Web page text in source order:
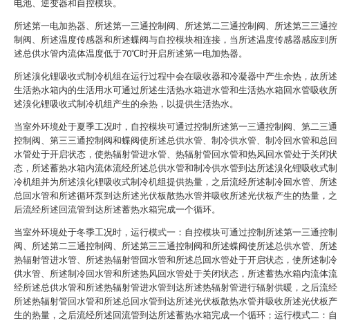
电池、逆变器和自控模块。
所述第一电加热器、所述第一三通控制阀、所述第二三通控制阀、所述第三三通控
制阀、所述温度传感器和所述蝶阀与自控模块相连接，当所述温度传感器感应到所
述总供水管内流体温度低于70℃时开启所述第一电加热器。
所述溴化锂吸收式制冷机组在运行过程中会在吸收器和冷凝器中产生余热，故所述
生活热水箱内的生活用水可通过所述生活热水箱进水管和生活热水箱回水管吸收所
述溴化锂吸收式制冷机组产生的余热，以提供生活热水。
当室外环境处于夏季工况时，自控模块可通过控制所述第一三通控制阀、第二三通
控制阀、第三三通控制阀和蝶阀使所述总供水管、制冷供水管、制冷回水管和总回
水管处于开启状态，使热辐射管进水管、热辐射管回水管和热风回水管处于关闭状
态，所述蓄热水箱内流体流经所述总供水管和制冷供水管到达所述溴化锂吸收式制
冷机组并为所述溴化锂吸收式制冷机组提供热量，之后流经所述制冷回水管、所述
总回水管和所述循环泵到达所述光伏板散热水管并吸收所述光伏板产生的热量，之
后流经所述回流管到达所述蓄热水箱完成一个循环。
当室外环境处于冬季工况时，运行模式一：自控模块可通过控制所述第一三通控制
阀、所述第二三通控制阀、所述第三三通控制阀和所述蝶阀使所述总供水管、所述
热辐射管进水管、所述热辐射管回水管和所述总回水管处于开启状态，使所述制冷
供水管、所述制冷回水管和所述热风回水管处于关闭状态，所述蓄热水箱内流体流
经所述总供水管和所述热辐射管进水管到达所述热辐射管进行辐射供暖，之后流经
所述热辐射管回水管和所述总回水管到达所述光伏板散热水管并吸收所述光伏板产
生的热量，之后流经所述回流管到达所述蓄热水箱完成一个循环；运行模式二：自